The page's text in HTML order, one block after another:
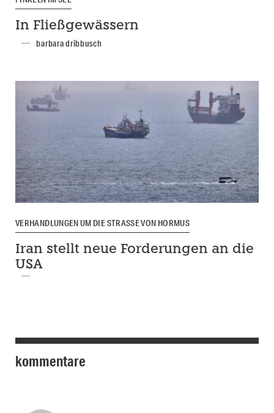
In Fließgewässern
barbara dribbusch
VERHANDLUNGEN UM DIE STRASSE VON HORMUS
Iran stellt neue Forderungen an die
USA
kommentare